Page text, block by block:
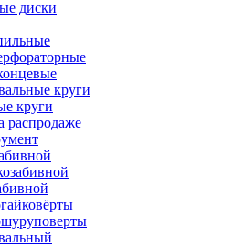
диски
круги
круги
распродаже